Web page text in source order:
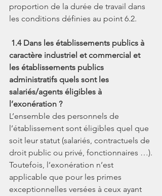
proportion de la durée de travail dans
les conditions définies au point 6.2.
1.4 Dans les établissements publics à
caractère industriel et commercial et
les établissements publics
administratifs quels sont les
salariés/agents éligibles à
l’exonération ?
L’ensemble des personnels de
l’établissement sont éligibles quel que
soit leur statut (salariés, contractuels de
droit public ou privé, fonctionnaires …).
Toutefois, l’exonération n’est
applicable que pour les primes
exceptionnelles versées à ceux ayant